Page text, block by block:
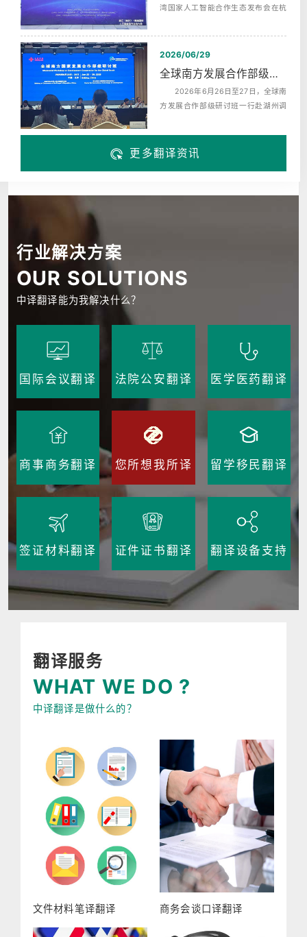
湾国家人工智能合作生态发布会在杭
了...
2026/06/29
全球南方发展合作部级研讨班赴湖州调研翻译服务
2026年6月26日至27日，全球南
方发展合作部级研讨班一行赴湖州调
罗、埃...
更多翻译资讯
行业解决方案
OUR SOLUTIONS
中译翻译能为我解决什么？
国际会议翻译 法院公安翻译 医学医药翻译
商事商务翻译 您所想我所译 留学移民翻译
签证材料翻译 证件证书翻译 翻译设备支持
翻译服务
WHAT WE DO ?
中译翻译是做什么的？
文件材料笔译翻译 商务会谈口译翻译